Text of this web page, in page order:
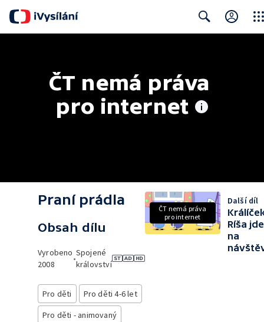
ČT nemá práva
pro internet
Praní prádla
Obsah dílu
Vyrobeno
2008
•
Spojené
království
Pro děti
Pro děti 4-6 let
Pro děti - animovaný
ČT nemá práva
pro internet
Další díl
Ríša jde
na